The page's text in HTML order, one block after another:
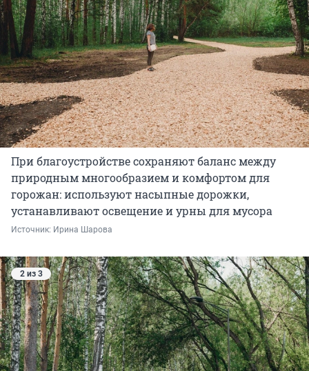
При благоустройстве сохраняют баланс между
природным многообразием и комфортом для
горожан: используют насыпные дорожки,
устанавливают освещение и урны для мусора
Источник: Ирина Шарова
2 из 3